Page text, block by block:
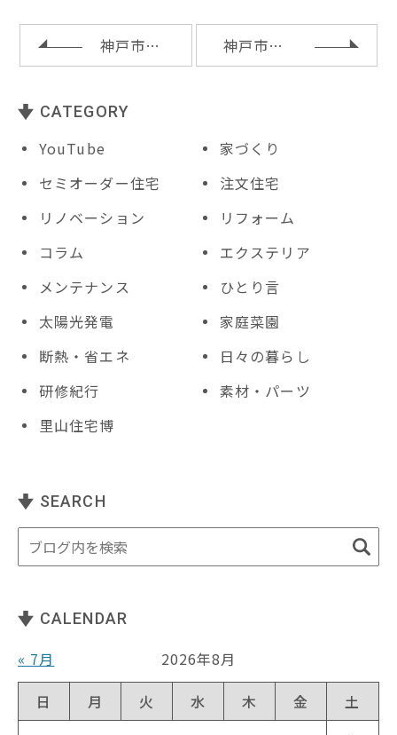
o
o
k
st t
神戸市垂水区Ｏ様邸の配筋検査 神戸市垂水区Ｏ様邸の基礎工事完了
CATEGORY
YouTube
家づくり
セミオーダー住宅
注文住宅
リノベーション
リフォーム
コラム
エクステリア
メンテナンス
ひとり言
太陽光発電
家庭菜園
断熱・省エネ
日々の暮らし
研修紀行
素材・パーツ
里山住宅博
SEARCH
CALENDAR
« 7月
2026年8月
日
月 火 水 木 金
土